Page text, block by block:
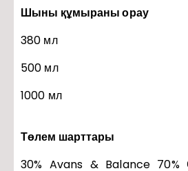
Шыны құмыраны орау
380 мл
500 мл
1000 мл
Төлем шарттары
30% Avans & Balance 70%